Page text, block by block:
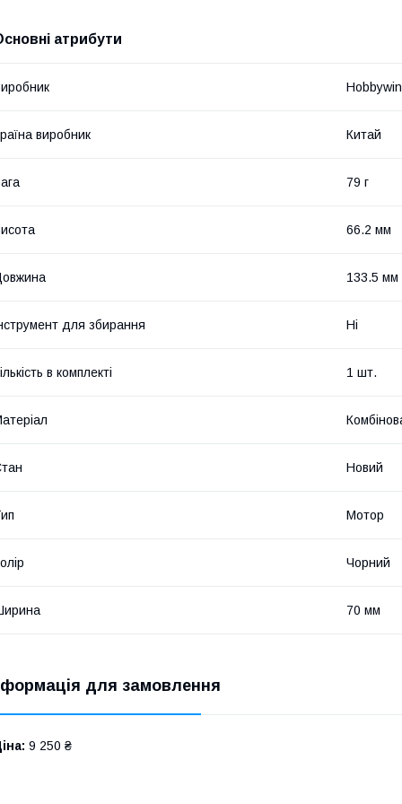
атрибути
виробник Китай
79 г
66.2 мм
133.5 мм
для збирання Ні
в комплекті 1 шт.
Новий
Мотор
Чорний
70 мм
для замовлення
9 250 ₴